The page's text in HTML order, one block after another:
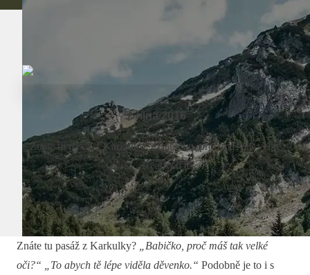
5. října 2016
Znáte tu pasáž z Karkulky? „Babičko, proč máš tak velké
oči?“ „To abych tě...
Znáte tu pasáž z Karkulky? „Babičko, proč máš tak velké
oči?“ „To abych tě lépe viděla děvenko.“ Podobně je to i s